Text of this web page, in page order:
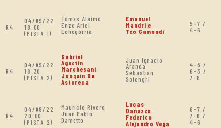
R4
04/09/22
18:00
(PISTA 1)
Tomas Alaimo
Enzo Ariel
Echegorria
Emanuel
Mandrile
Teo Gamondi
5-7 /
4-6
R4
04/09/22
18:30
(PISTA 2)
Gabriel
Agustin
Marchesani
Joaquín De
Astoreca
Juan Ignacio
Aranda
Sebastian
Solenghi
4-6 /
6-3 /
7-6
R4
04/09/22
20:00
(PISTA 2)
Mauricio Rivero
Juan Pablo
Dametto
Lucas
Danuzzo
Federico
Alejandro Vega
6-7 /
7-6 /
4-6